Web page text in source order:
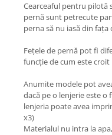
Cearceaful pentru pilotă
pernă sunt petrecute
perna să nu iasă din fața
Fețele de pernă pot fi
funcție de cum este
Anumite modele pot
dacă pe o lenjerie este o
lenjeria poate avea
x3)
Materialul nu intra la